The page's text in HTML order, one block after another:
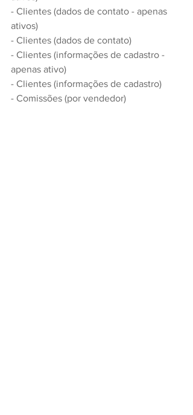
- Clientes (dados de contato - apenas
ativos)
- Clientes (dados de contato)
- Clientes (informações de cadastro -
apenas ativo)
- Clientes (informações de cadastro)
- Comissões (por vendedor)